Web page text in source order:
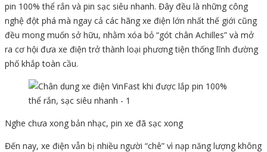
pin 100% thể rắn và pin sạc siêu nhanh. Đây đều là những công
nghệ đột phá mà ngay cả các hãng xe điện lớn nhất thế giới cũng
đều mong muốn sở hữu, nhằm xóa bỏ “gót chân Achilles” và mở
ra cơ hội đưa xe điện trở thành loại phương tiện thống lĩnh đường
phố khắp toàn cầu.
Nghe chưa xong bản nhạc, pin xe đã sạc xong
Đến nay, xe điện vẫn bị nhiều người “chê” vì nạp năng lượng không